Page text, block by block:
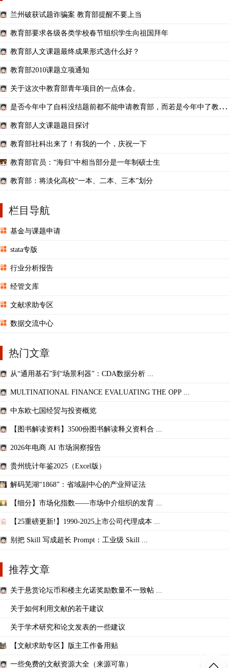
兰州破获试题诈骗案 教育部提醒不要上当
教育部要求各级各类学校春节组织学生向祖国拜年
教育部人文课题最终成果形式选什么好？
教育部2010课题立项通知
关于这次中教育部青年项目的一点体会。
是否今年中了自科没结题前都不能申请教育部，而若是今年中了教育
教育部人文课题题目探讨
教育部社科出来了！有我的一个，庆祝一下
教育部官员：“海归”中相当部分是一年制硕士生
教育部：将淡化高校“一本、二本、三本”划分
栏目导航
基金与课题申请
stata专版
行业分析报告
经管文库
文献求助专区
数据交流中心
热门文章
从“通用基石”到“场景利器”：CDA数据分析 ...
MULTINATIONAL FINANCE EVALUATING THE OPP ...
中东欧七国经贸与投资概览
【图书解读资料】3500份图书解读释义资料合 ...
2026年电商 AI 市场洞察报告
贵州统计年鉴2025（Excel版）
解码芜湖“1868”：省域副中心的产业辩证法
【细分】市场化指数——市场中介组织的发育 ...
【25重磅更新!】1990-2025上市公司代理成本 ...
别把 Skill 写成超长 Prompt：工业级 Skill ...
推荐文章
关于悬赏论坛币和楼主允诺奖励数量不一致帖 ...
关于如何利用文献的若干建议
关于学术研究和论文发表的一些建议
【文献求助专区】版主工作备用贴
一些免费的文献资源大全（来源可靠）